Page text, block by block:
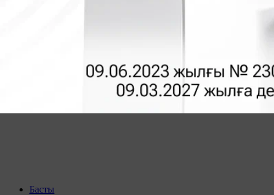
Басты